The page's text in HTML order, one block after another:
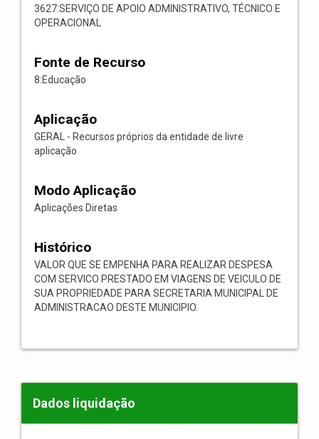
3627:SERVIÇO DE APOIO ADMINISTRATIVO, TÉCNICO E
OPERACIONAL
Fonte de Recurso
8:Educação
Aplicação
GERAL - Recursos próprios da entidade de livre
aplicação
Modo Aplicação
Aplicações Diretas
Histórico
VALOR QUE SE EMPENHA PARA REALIZAR DESPESA
COM SERVICO PRESTADO EM VIAGENS DE VEICULO DE
SUA PROPRIEDADE PARA SECRETARIA MUNICIPAL DE
ADMINISTRACAO DESTE MUNICIPIO.
Dados liquidação